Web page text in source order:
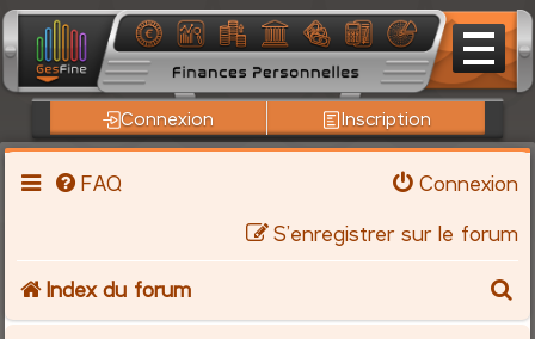
Connexion Inscription
FAQ
Connexion
S’enregistrer sur le forum
Index du forum